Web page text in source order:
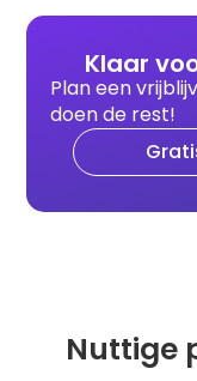
Klaar
Plan een
doen de rest!
Nuttige